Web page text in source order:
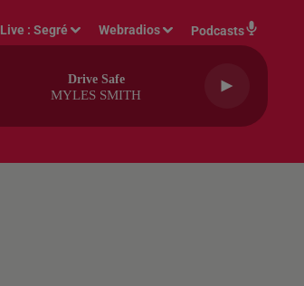
Live :Segré Webradios Podcasts
Drive Safe
MYLES SMITH